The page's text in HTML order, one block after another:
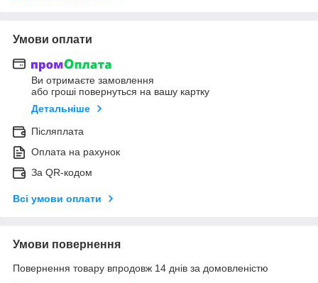
Умови оплати
Ви отримаєте замовлення
або гроші повернуться на вашу картку
Детальніше
Післяплата
Оплата на рахунок
За QR-кодом
Всі умови оплати
Умови повернення
Повернення товару впродовж 14 днів за домовленістю